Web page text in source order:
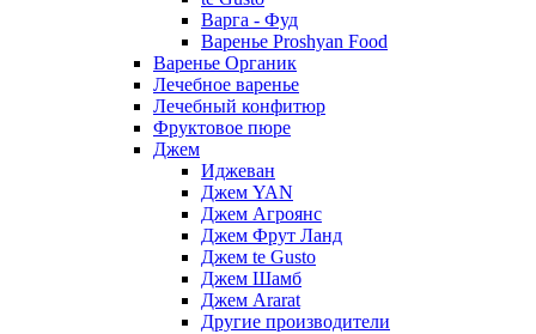
Варга - Фуд
Варенье Proshyan Food
Варенье Органик
Лечебное варенье
Лечебный конфитюр
Фруктовое пюре
Джем
Иджеван
Джем YAN
Джем Агроянс
Джем Фрут Ланд
Джем te Gusto
Джем Шамб
Джем Ararat
Другие производители